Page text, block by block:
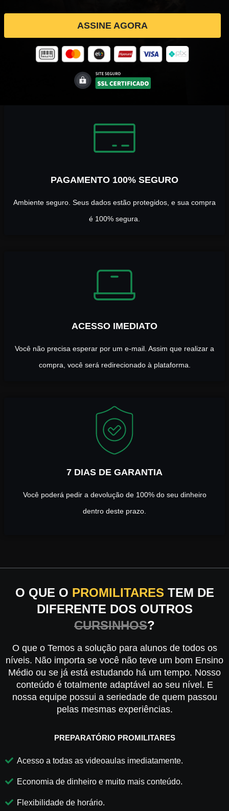
ASSINE AGORA
PAGAMENTO 100% SEGURO
Ambiente seguro. Seus dados estão protegidos, e sua compra
é 100% segura.
ACESSO IMEDIATO
Você não precisa esperar por um e-mail. Assim que realizar a
compra, você será redirecionado à plataforma.
7 DIAS DE GARANTIA
Você poderá pedir a devolução de 100% do seu dinheiro
dentro deste prazo.
O QUE O PROMILITARES TEM DE
DIFERENTE DOS OUTROS
CURSINHOS?
O que o Temos a solução para alunos de todos os
níveis. Não importa se você não teve um bom Ensino
Médio ou se já está estudando há um tempo. Nosso
conteúdo é totalmente adaptável ao seu nível. E
nossa equipe possui a seriedade de quem passou
pelas mesmas experiências.
PREPARATÓRIO PROMILITARES
Acesso a todas as videoaulas imediatamente.
Economia de dinheiro e muito mais conteúdo.
Flexibilidade de horário.